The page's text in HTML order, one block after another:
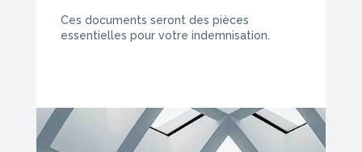
Ces documents seront des pièces
essentielles pour votre indemnisation.